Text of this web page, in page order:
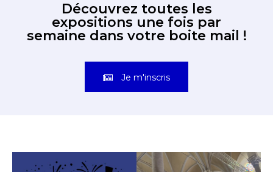
Découvrez toutes les
expositions une fois par
semaine dans votre boite mail !
Je m'inscris